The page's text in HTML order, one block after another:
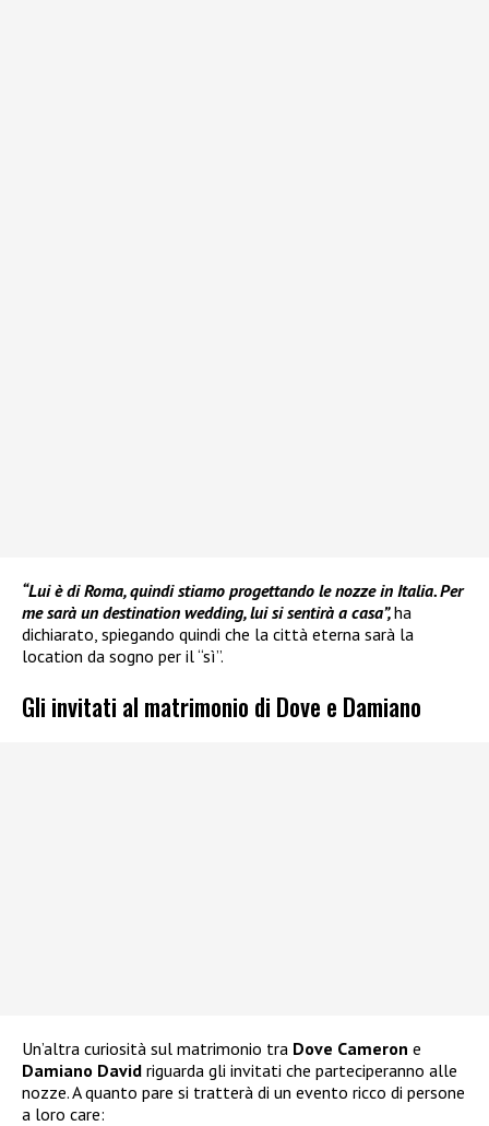
“Lui è di Roma, quindi stiamo progettando le nozze in Italia. Per
me sarà un destination wedding, lui si sentirà a casa”,ha
dichiarato, spiegando quindi che la città eterna sarà la
location da sogno per il “sì”.
Gli invitati al matrimonio di Dove e Damiano
Un’altra curiosità sul matrimonio tra Dove Cameron e
Damiano David riguarda gli invitati che parteciperanno alle
nozze. A quanto pare si tratterà di un evento ricco di persone
a loro care: